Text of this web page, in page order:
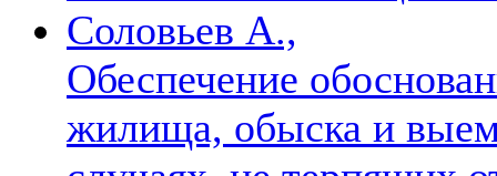
Соловьев А.,
Обеспечение
жилища, обыска и